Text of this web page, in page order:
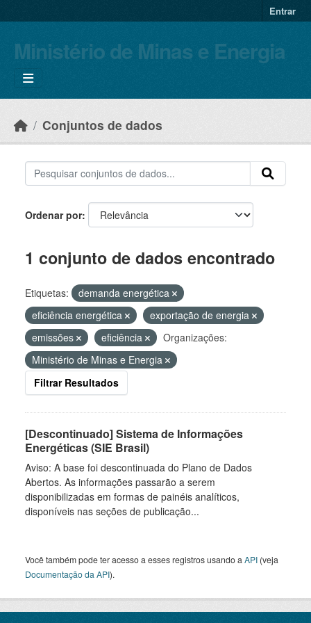
Entrar
Ministério de Minas e Energia
Conjuntos de dados
Ordenar por
1 conjunto de dados encontrado
Etiquetas:
demanda energética
eficiência energética
exportação de energia
emissões
eficiência
Organizações:
Ministério de Minas e Energia
Filtrar Resultados
[Descontinuado] Sistema de Informações
Energéticas (SIE Brasil)
Aviso: A base foi descontinuada do Plano de Dados
Abertos. As informações passarão a serem
disponibilizadas em formas de painéis analíticos,
disponíveis nas seções de publicação...
Você também pode ter acesso a esses registros usando a API (veja
Documentação da API).